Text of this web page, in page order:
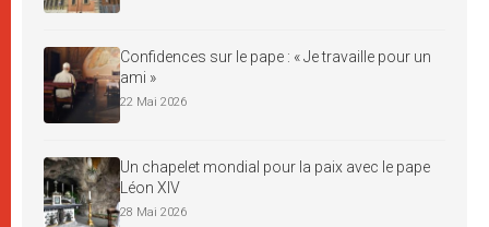
Confidences sur le pape : « Je travaille pour un
ami »
22 Mai 2026
Un chapelet mondial pour la paix avec le pape
Léon XIV
28 Mai 2026